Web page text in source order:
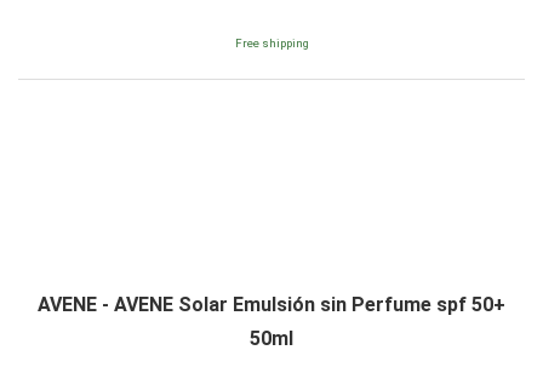
Free shipping
AVENE - AVENE Solar Emulsión sin Perfume spf 50+
50ml